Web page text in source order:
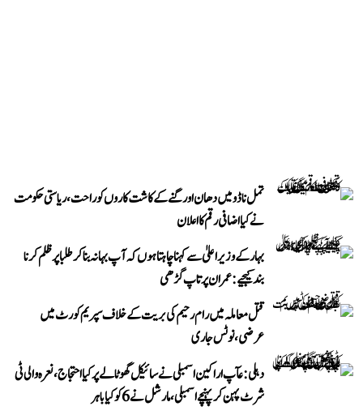
تمل ناڈو میں دھان اور گنے کے کاشت کاروں کو راحت، ریاستی حکومت
نے کیا اضافی رقم کا اعلان
بہار کے وزیر اعلیٰ سے کہنا چاہتا ہوں کہ آپ بہانہ بنا کر طلبا پر ظلم کرنا
بند کیجیے: عمران پرتاپ گڑھی
قتل معاملہ میں رام رحیم کی بریت کے خلاف سپریم کورٹ میں
عرضی، نوٹس جاری
دہلی: عآپ اراکین اسمبلی نے سائیکل گھوٹالے پر کیا احتجاج، نعرہ والی ٹی
شرٹ پہن کر پہنچے اسمبلی، مارشل نے 6 کو کیا باہر